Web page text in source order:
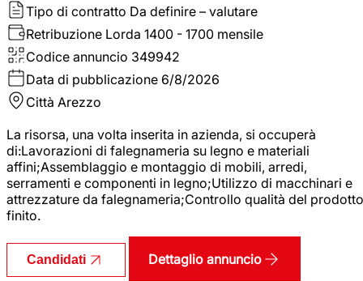
Tipo di contratto Da definire – valutare
Retribuzione Lorda 1400 - 1700 mensile
Codice annuncio 349942
Data di pubblicazione 6/8/2026
Città Arezzo
La risorsa, una volta inserita in azienda, si occuperà
di:Lavorazioni di falegnameria su legno e materiali
affini;Assemblaggio e montaggio di mobili, arredi,
serramenti e componenti in legno;Utilizzo di macchinari e
attrezzature da falegnameria;Controllo qualità del prodotto
finito.
Candidati Dettaglio annuncio